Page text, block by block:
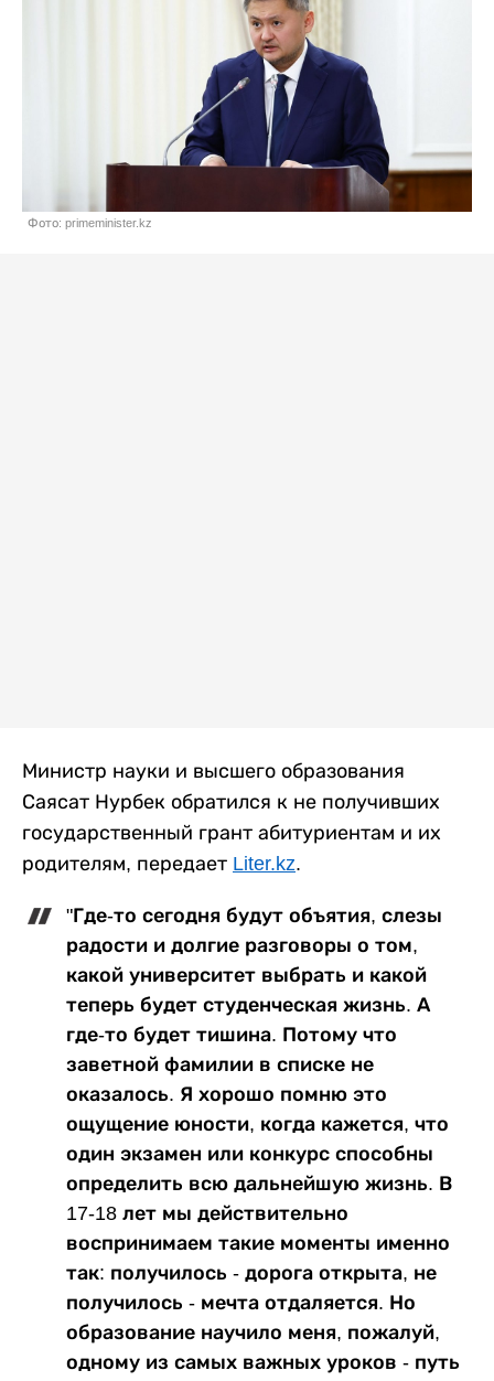
Фото: primeminister.kz
Министр науки и высшего образования
Саясат Нурбек обратился к не получивших
государственный грант абитуриентам и их
родителям, передает Liter.kz.
"Где-то сегодня будут объятия, слезы
радости и долгие разговоры о том,
какой университет выбрать и какой
теперь будет студенческая жизнь. А
где-то будет тишина. Потому что
заветной фамилии в списке не
оказалось. Я хорошо помню это
ощущение юности, когда кажется, что
один экзамен или конкурс способны
определить всю дальнейшую жизнь. В
17-18 лет мы действительно
воспринимаем такие моменты именно
так: получилось - дорога открыта, не
получилось - мечта отдаляется. Но
образование научило меня, пожалуй,
одному из самых важных уроков - путь